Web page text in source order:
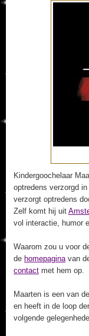
Kindergoochelaar
optredens verzorgd in
verzorgt optredens
Zelf komt hij uit
vol interactie, humor
Waarom zou u voor
de homepaginavan
contact met hem op.
Maarten is een van
en heeft in de loop
volgende